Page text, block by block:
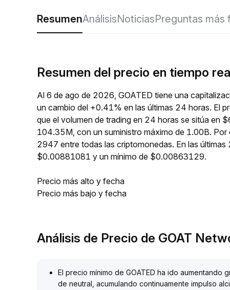
ResumenAnálisisNoticiasPreguntas más
Resumen del precio en tiempo
Al 6 de ago de 2026, GOATED tiene una
un cambio del +0.41% en las últimas 24 horas. El
que el volumen de trading en 24 horas se sitúa en
104.35M, con un suministro máximo de 1.00B.
2947 entre todas las criptomonedas. En las
$0.00881081 y un mínimo de $0.00863129.
Precio más alto y fecha
Precio más bajo y fecha
Análisis de Precio de GOAT
El precio mínimo de GOATED ha ido aumentando
de neutral, acumulando continuamente impulso